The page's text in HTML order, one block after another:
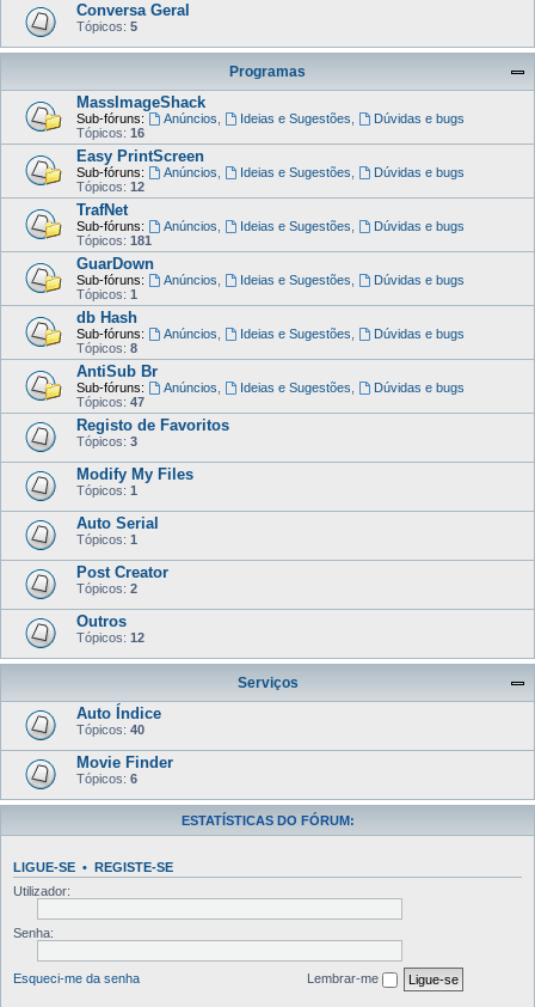
Conversa Geral
Tópicos: 5
Programas
MassImageShack
Sub-fóruns: Anúncios Ideias e Sugestões
Dúvidas e bugs
Tópicos: 16
Easy PrintScreen
Sub-fóruns: Anúncios Ideias e Sugestões
Dúvidas e bugs
Tópicos: 12
TrafNet
Sub-fóruns: Anúncios Ideias e Sugestões
Dúvidas e bugs
Tópicos: 181
GuarDown
Sub-fóruns: Anúncios Ideias e Sugestões
Dúvidas e bugs
Tópicos: 1
db Hash
Sub-fóruns: Anúncios Ideias e Sugestões
Dúvidas e bugs
Tópicos: 8
AntiSub Br
Sub-fóruns: Anúncios Ideias e Sugestões
Dúvidas e bugs
Tópicos: 47
Registo de Favoritos
Tópicos: 3
Modify My Files
Tópicos: 1
Auto Serial
Tópicos: 1
Post Creator
Tópicos: 2
Outros
Tópicos: 12
Serviços
Auto Índice
Tópicos: 40
Movie Finder
Tópicos: 6
ESTATÍSTICAS DO FÓRUM:
LIGUE-SE • REGISTE-SE
Utilizador:
Senha:
Esqueci-me da senha Lembrar-me